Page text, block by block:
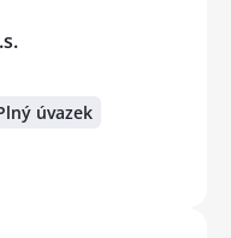
úvazek